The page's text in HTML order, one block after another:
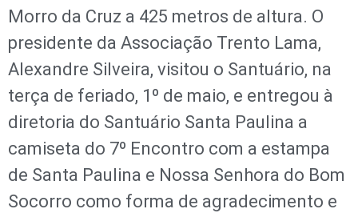
Morro da Cruz a 425 metros de altura. O
presidente da Associação Trento Lama,
Alexandre Silveira, visitou o Santuário, na
terça de feriado, 1º de maio, e entregou à
diretoria do Santuário Santa Paulina a
camiseta do 7º Encontro com a estampa
de Santa Paulina e Nossa Senhora do Bom
Socorro como forma de agradecimento e